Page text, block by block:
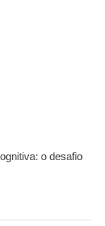
o desafio